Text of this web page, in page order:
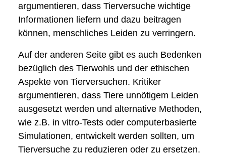
argumentieren, dass Tierversuche wichtige
Informationen liefern und dazu beitragen
können, menschliches Leiden zu verringern.
Auf der anderen Seite gibt es auch Bedenken
bezüglich des Tierwohls und der ethischen
Aspekte von Tierversuchen. Kritiker
argumentieren, dass Tiere unnötigem Leiden
ausgesetzt werden und alternative Methoden,
wie z.B. in vitro-Tests oder computerbasierte
Simulationen, entwickelt werden sollten, um
Tierversuche zu reduzieren oder zu ersetzen.